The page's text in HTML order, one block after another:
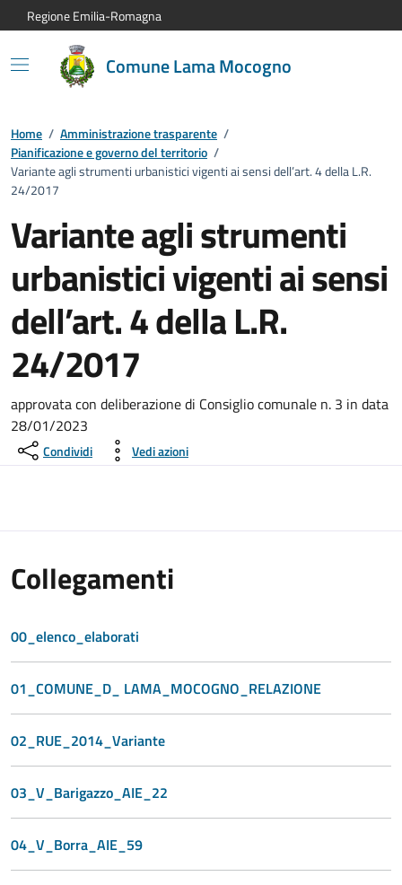
Vai al contenuto principale
Vai alla navigazione del sito
Vai al piede di pagina
Regione Emilia-Romagna
Comune Lama Mocogno
Home / Amministrazione trasparente /
Pianificazione e governo del territorio /
Variante agli strumenti urbanistici vigenti ai sensi dell’art. 4 della L.R.
24/2017
Variante agli strumenti
urbanistici vigenti ai sensi
dell’art. 4 della L.R.
24/2017
approvata con deliberazione di Consiglio comunale n. 3 in data
28/01/2023
Condividi Vedi azioni
Collegamenti
00_elenco_elaborati
01_COMUNE_D_ LAMA_MOCOGNO_RELAZIONE
02_RUE_2014_Variante
03_V_Barigazzo_AIE_22
04_V_Borra_AIE_59